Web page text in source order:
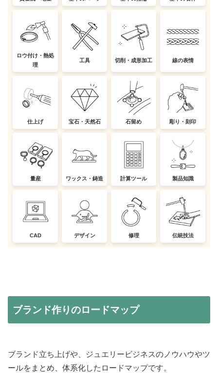
ロウ付け・熱処
理
工具 切削・成形加工 線の表情
仕上げ 宝石・天然石 石留め 彫り・刻印
量産 ワックス・鋳造 計算ツール 製品知識
CAD デザイン 修理 伝統技法
ブランド作りのロードマップ
ブランド立ち上げや、ジュエリービジネスのノウハウやツ
ールをまとめ、体系化したロードマップです。